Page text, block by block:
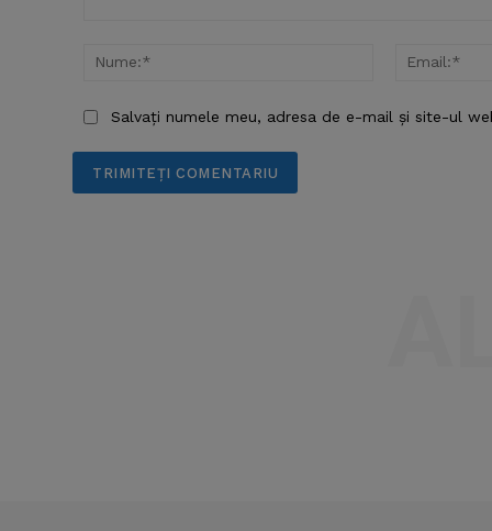
Nume:*
Salvați numele meu, adresa de e-mail și site-ul